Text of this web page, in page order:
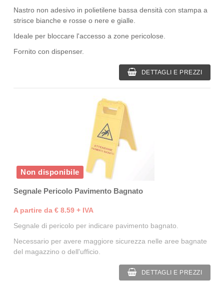
Nastro non adesivo in polietilene bassa densità con stampa a
strisce bianche e rosse o nere e gialle.
Ideale per bloccare l'accesso a zone pericolose.
Fornito con dispenser.
DETTAGLI E PREZZI
Non disponibile
Segnale Pericolo Pavimento Bagnato
A partire da € 8.59 + IVA
Segnale di pericolo per indicare pavimento bagnato.
Necessario per avere maggiore sicurezza nelle aree bagnate
del magazzino o dell'ufficio.
DETTAGLI E PREZZI